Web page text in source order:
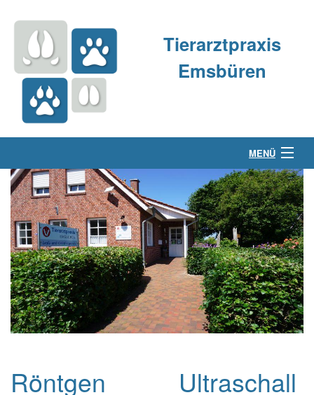
Tierarztpraxis
Emsbüren
MENÜ
Über uns
Kleintierpraxis
Großtierpraxis
Kontakt & Anfahrt
Röntgen Ultraschall